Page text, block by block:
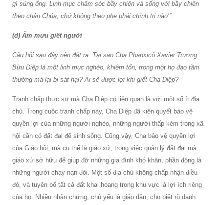
gì súng ống. Linh mục chăm sóc bầy chiên và sống với bầy chiên
theo chân Chúa, chứ không theo phe phái chính trị nào’”.
(d) Âm mưu giết người
Câu hỏi sau đây nên đặt ra: Tại sao Cha Phanxicô Xavier Trương
Bửu Diệp là một linh mục nghèo, khiêm tốn, trong một họ đạo tầm
thường mà lại bị sát hại? Ai sẽ được lợi khi giết Cha Diệp?
Tranh chấp thực sự mà Cha Diệp có liên quan là với một số ít địa
chủ. Trong cuộc tranh chấp này, Cha Diệp đã kiên quyết bảo vệ
quyền lợi của những người nghèo, những người thấp kém trong xã
hội cần có đất đai để sinh sống. Cũng vậy, Cha bảo vệ quyền lợi
của Giáo hội, mà cụ thể là giáo xứ, trong việc quản lý đất đai mà
giáo xứ sở hữu để giúp đỡ những gia đình khó khăn, phần đông là
những người chạy nạn đói. Một số địa chủ không chấp nhận điều
đó, và tuyên bố tất cả đất khai hoang trong khu vực là lợi ích riêng
của họ. Nhiều nhân chứng, chủ yếu là giáo dân, cho biết rõ danh